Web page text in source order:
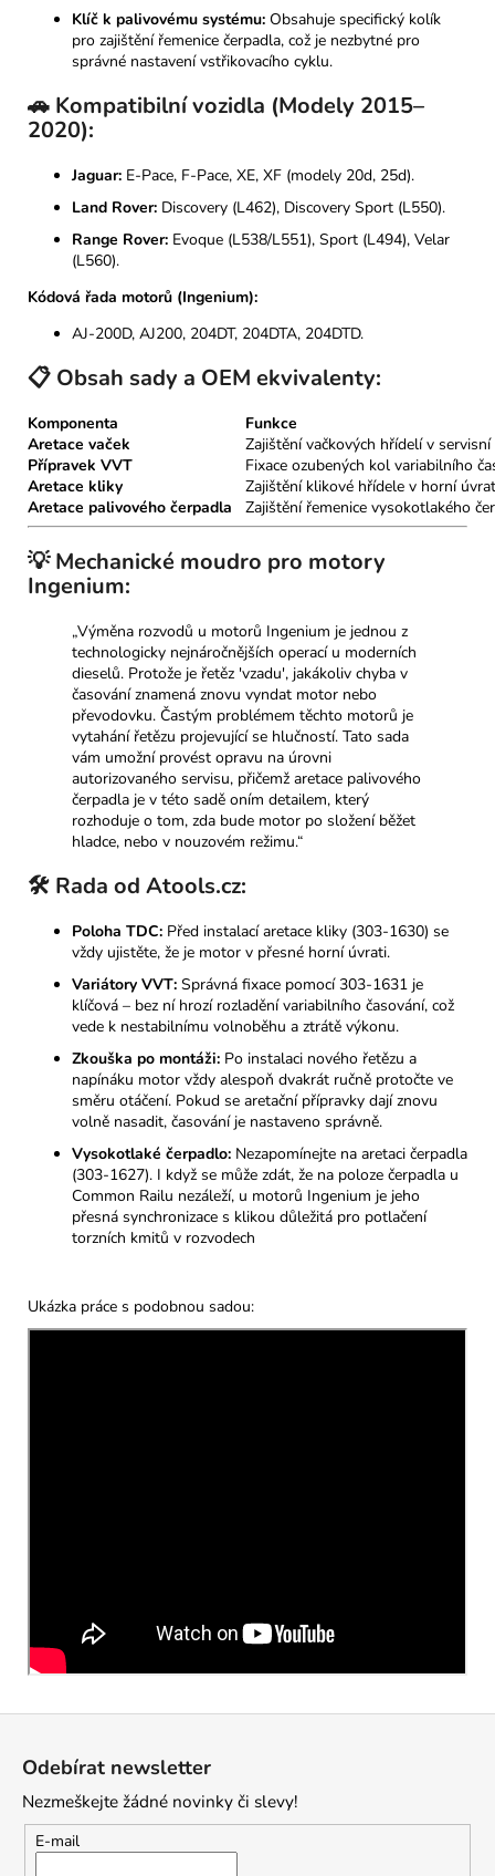
Klíč k palivovému systému: Obsahuje specifický kolík
pro zajištění řemenice čerpadla, což je nezbytné pro
správné nastavení vstřikovacího cyklu.
🚗 Kompatibilní vozidla (Modely 2015–
2020):
Jaguar: E-Pace, F-Pace, XE, XF (modely 20d, 25d).
Land Rover: Discovery (L462), Discovery Sport (L550).
Range Rover: Evoque (L538/L551), Sport (L494), Velar
(L560).
Kódová řada motorů (Ingenium):
AJ-200D, AJ200, 204DT, 204DTA, 204DTD.
📋 Obsah sady a OEM ekvivalenty:
Komponenta
Funkce
Aretace vaček
Zajištění vačkových hřídelí v servisní
Přípravek VVT
Fixace ozubených kol variabilního
Aretace kliky
Zajištění klikové hřídele v horní
Aretace palivového čerpadla
Zajištění řemenice vysokotlakého
💡 Mechanické moudro pro motory
Ingenium:
„Výměna rozvodů u motorů Ingenium je jednou z
technologicky nejnáročnějších operací u moderních
dieselů. Protože je řetěz 'vzadu', jakákoliv chyba v
časování znamená znovu vyndat motor nebo
převodovku. Častým problémem těchto motorů je
vytahání řetězu projevující se hlučností. Tato sada
vám umožní provést opravu na úrovni
autorizovaného servisu, přičemž aretace palivového
čerpadla je v této sadě oním detailem, který
rozhoduje o tom, zda bude motor po složení běžet
hladce, nebo v nouzovém režimu.“
🛠️ Rada od Atools.cz:
Poloha TDC: Před instalací aretace kliky (303-1630) se
vždy ujistěte, že je motor v přesné horní úvrati.
Variátory VVT: Správná fixace pomocí 303-1631 je
klíčová – bez ní hrozí rozladění variabilního časování, což
vede k nestabilnímu volnoběhu a ztrátě výkonu.
Zkouška po montáži: Po instalaci nového řetězu a
napínáku motor vždy alespoň dvakrát ručně protočte ve
směru otáčení. Pokud se aretační přípravky dají znovu
volně nasadit, časování je nastaveno správně.
Vysokotlaké čerpadlo: Nezapomínejte na aretaci čerpadla
(303-1627). I když se může zdát, že na poloze čerpadla u
Common Railu nezáleží, u motorů Ingenium je jeho
přesná synchronizace s klikou důležitá pro potlačení
torzních kmitů v rozvodech
Ukázka práce s podobnou sadou:
Odebírat newsletter
Nezmeškejte žádné novinky či slevy!
E-mail